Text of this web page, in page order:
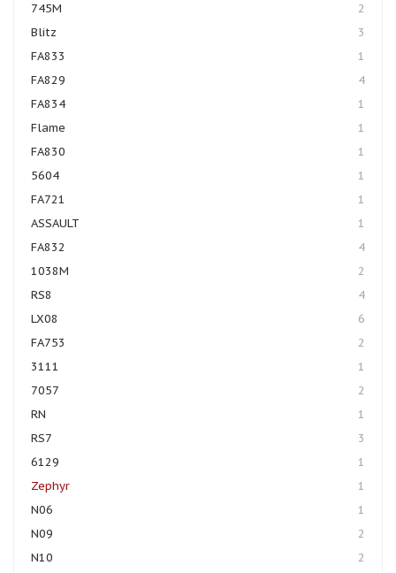
745M
2
Blitz
3
FA833
1
FA829
4
FA834
1
Flame
1
FA830
1
5604
1
FA721
1
ASSAULT
1
FA832
4
1038M
2
RS8
4
LX08
6
FA753
2
3111
1
7057
2
RN
1
RS7
3
6129
1
Zephyr
1
N06
1
N09
2
N10
2